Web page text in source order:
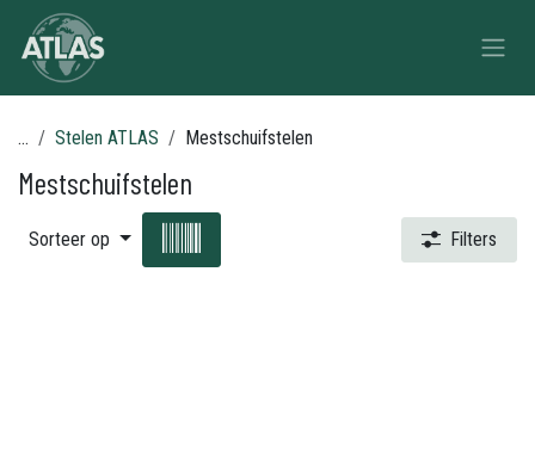
Overslaan naar inhoud
... Stelen ATLAS Mestschuifstelen
Mestschuifstelen
Sorteer op Filters